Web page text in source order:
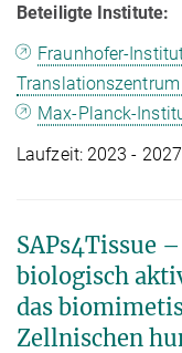
Beteiligte Institute:
Fraunhofer-
Max-Planck-
Laufzeit: 2023 - 2027
SAPs4Tissue
biologisch
das
Zellnischen